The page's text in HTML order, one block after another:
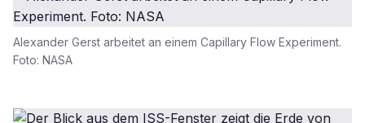
Alexander Gerst arbeitet an einem Capillary Flow Experiment.
Foto: NASA